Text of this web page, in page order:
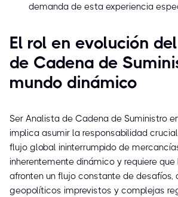
demanda de esta experiencia
El rol en evolución
de Cadena de
mundo dinámico
Ser Analista de Cadena de Suministro
implica asumir la responsabilidad
flujo global ininterrumpido de
inherentemente dinámico y requiere
afronten un flujo constante de desafíos,
geopolíticos imprevistos y complejas